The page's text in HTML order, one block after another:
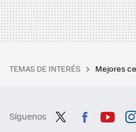
TEMAS DE INTERÉS Mejores
Síguenos